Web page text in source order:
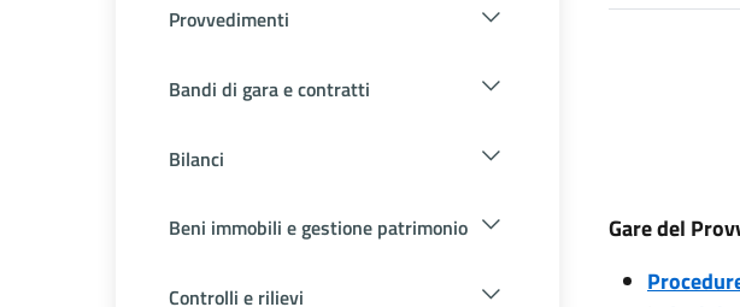
Provvedimenti
Bandi di gara e contratti
Bilanci
Beni immobili e gestione patrimonio
Controlli e rilievi
Gare del